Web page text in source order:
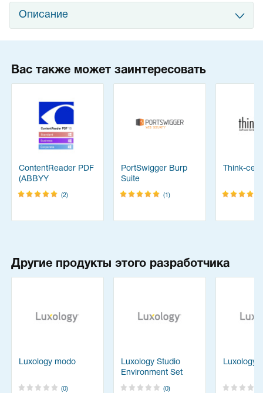
Описание
Вас также может заинтересовать
ContentReader PDF
(ABBYY
FineReader)
(2)
PortSwigger Burp
Suite
(1)
Think-cell
Другие продукты этого разработчика
Luxology modo
(0)
Luxology Studio
Environment Set
(0)
Luxology